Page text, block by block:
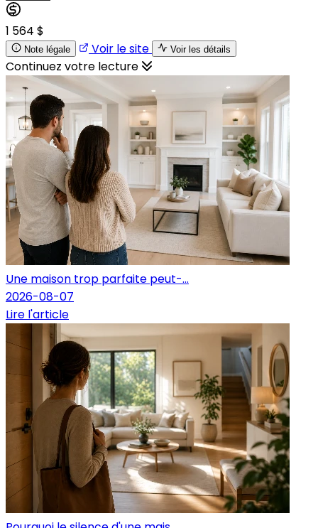
1 564 $
Note légale Voir le site Voir les détails
Continuez votre lecture
Une maison trop parfaite peut-...
2026-08-07
Lire l'article